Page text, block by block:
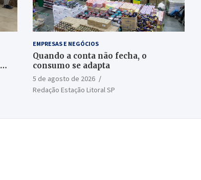
EMPRESAS E NEGÓCIOS
Quando a conta não fecha, o
consumo se adapta
5 de agosto de 2026
Redação Estação Litoral SP